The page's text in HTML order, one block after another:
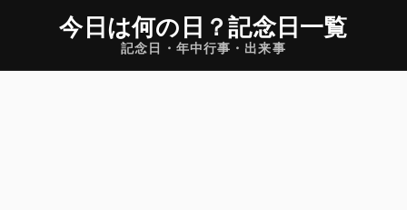
今日は何の日 ？記念日一覧
記念日・年中行事・出来事